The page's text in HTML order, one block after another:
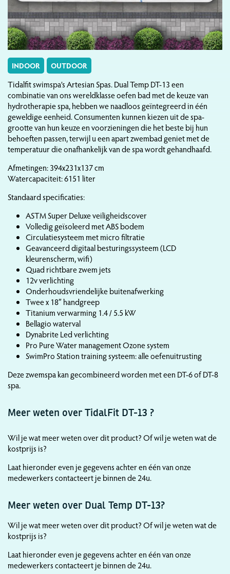
Meer weten over Dual Temp DT-13?
Wil je wat meer weten over dit product? Of wil je weten wat de
kostprijs is?
Laat hieronder even je gegevens achter en één van onze
medewerkers contacteert je binnen de 24u.
INDOOR OUTDOOR
Tidalfit swimspa’s Artesian Spas. Dual Temp DT-13 een
combinatie van ons wereldklasse oefen bad met de keuze van
hydrotherapie spa, hebben we naadloos geïntegreerd in één
geweldige eenheid. Consumenten kunnen kiezen uit de spa-
grootte van hun keuze en voorzieningen die het beste bij hun
behoeften passen, terwijl u een apart zwembad geniet met de
temperatuur die onafhankelijk van de spa wordt gehandhaafd.
Afmetingen: 394x231x137 cm
Watercapaciteit: 6151 liter
Standaard specificaties:
ASTM Super Deluxe veiligheidscover
Volledig geïsoleerd met ABS bodem
Circulatiesysteem met micro filtratie
Geavanceerd digitaal besturingssysteem (LCD
kleurenscherm, wifi)
Quad richtbare zwem jets
12v verlichting
Onderhoudsvriendelijke buitenafwerking
Twee x 18″ handgreep
Titanium verwarming 1.4 / 5.5 kW
Bellagio waterval
Dynabrite Led verlichting
Pro Pure Water management Ozone system
SwimPro Station training systeem: alle oefenuitrusting
Deze zwemspa kan gecombineerd worden met een DT-6 of DT-8
spa.
Meer weten over TidalFit DT-13 ?
Wil je wat meer weten over dit product? Of wil je weten wat de
kostprijs is?
Laat hieronder even je gegevens achter en één van onze
medewerkers contacteert je binnen de 24u.